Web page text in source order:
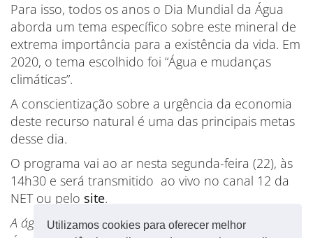
Utilizamos cookies para oferecer melhor
Para isso, todos os anos o Dia Mundial da Água
aborda um tema específico sobre este mineral de
extrema importância para a existência da vida. Em
2020, o tema escolhido foi “Água e mudanças
climáticas”.
A conscientização sobre a urgência da economia
deste recurso natural é uma das principais metas
desse dia.
O programa vai ao ar nesta segunda-feira (22), às
14h30 e será transmitido ao vivo no canal 12 da
NET ou pelo site.
A água é fonte de vida para todos os seres. Sem